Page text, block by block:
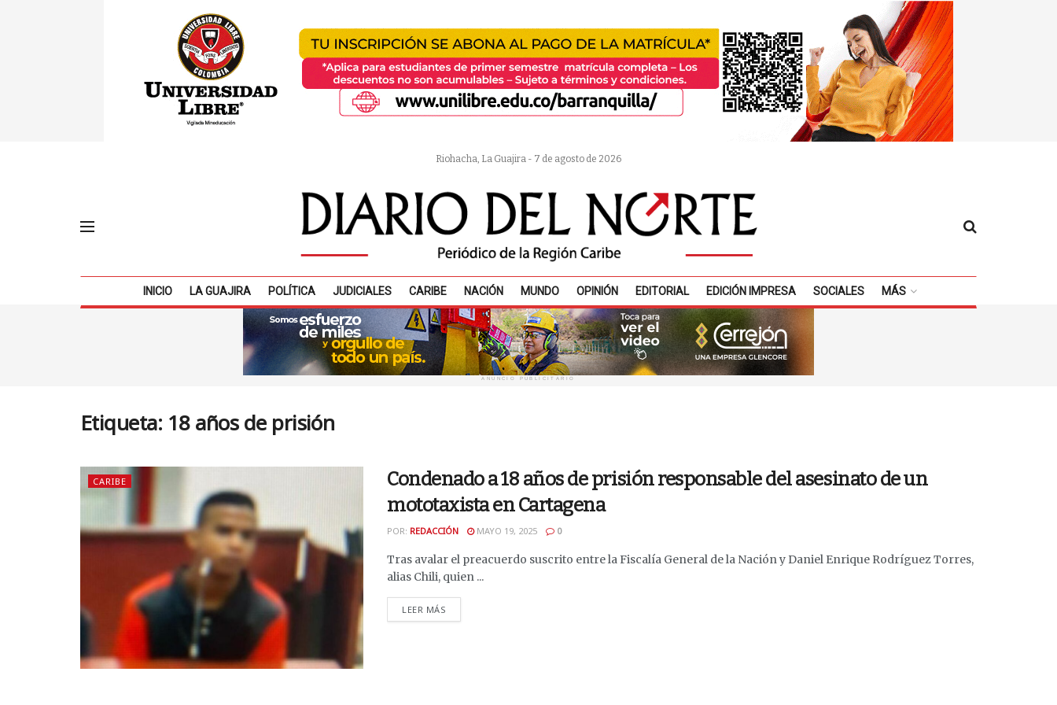
Riohacha, La Guajira - 7 de agosto de 2026
INICIO LA GUAJIRA POLÍTICA JUDICIALES CARIBE NACIÓN MUNDO OPINIÓN EDITORIAL EDICIÓN IMPRESA SOCIALES MÁS
ANUNCIO PUBLICITARIO
Etiqueta: 18 años de prisión
CARIBE
Condenado a 18 años de prisión responsable del asesinato de un
mototaxista en Cartagena
POR: REDACCIÓN MAYO 19, 2025 0
Tras avalar el preacuerdo suscrito entre la Fiscalía General de la Nación y Daniel Enrique Rodríguez Torres,
alias Chili, quien ...
LEER MÁS